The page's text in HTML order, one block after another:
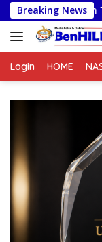
Langsung
ke
konten
Breaking News
Audiensi DPC
Login HOME